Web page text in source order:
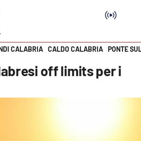
CALABRIA CALDO CALABRIA PONTE
off limits per i